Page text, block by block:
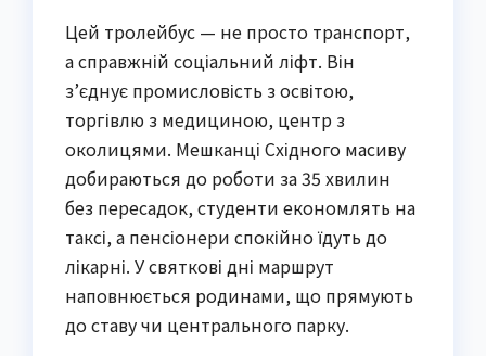
Цей тролейбус — не просто транспорт,
а справжній соціальний ліфт. Він
з’єднує промисловість з освітою,
торгівлю з медициною, центр з
околицями. Мешканці Східного масиву
добираються до роботи за 35 хвилин
без пересадок, студенти економлять на
таксі, а пенсіонери спокійно їдуть до
лікарні. У святкові дні маршрут
наповнюється родинами, що прямують
до ставу чи центрального парку.